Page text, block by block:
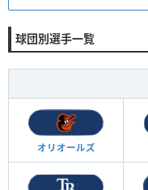
球団別選手一覧
オリオールズ